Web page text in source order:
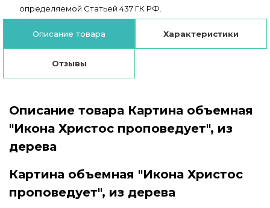
определяемой Статьей 437 ГК РФ.
Описание товара Характеристики
Отзывы
Описание товара Картина объемная
"Икона Христос проповедует", из
дерева
Картина объемная "Икона Христос
проповедует", из дерева